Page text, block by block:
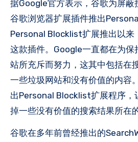
据Google官方表示，谷歌为屏蔽
谷歌浏览器扩展插件推出
Personal Blocklist扩展推出以来
这款插件。Google一直都在为保
站所充斥而努力，这其中包括在
一些垃圾网站和没有价值的内容
出Personal Blocklist扩展程序，
掉一些没有价值的搜索结果所在
谷歌在多年前曾经推出的